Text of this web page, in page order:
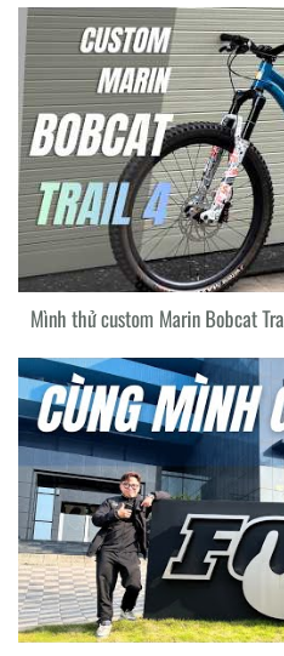
Mình thử custom Marin Bobcat